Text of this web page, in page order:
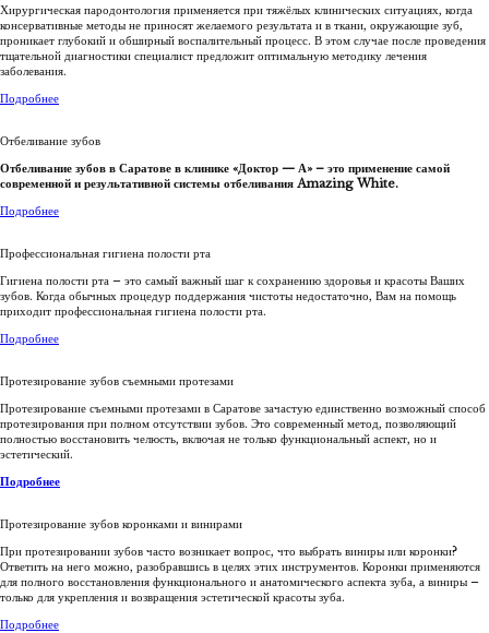
Хирургическая пародонтология применяется при тяжёлых клинических ситуациях, когда
консервативные методы не приносят желаемого результата и в ткани, окружающие зуб,
проникает глубокий и обширный воспалительный процесс. В этом случае после проведения
тщательной диагностики специалист предложит оптимальную методику лечения
заболевания.
Подробнее
Отбеливание зубов
Отбеливание зубов в Саратове в клинике «Доктор — А» – это применение самой
современной и результативной системы отбеливания Amazing White.
Подробнее
Профессиональная гигиена полости рта
Гигиена полости рта – это самый важный шаг к сохранению здоровья и красоты Ваших
зубов. Когда обычных процедур поддержания чистоты недостаточно, Вам на помощь
приходит профессиональная гигиена полости рта.
Подробнее
Протезирование зубов съемными протезами
Протезирование съемными протезами в Саратове зачастую единственно возможный способ
протезирования при полном отсутствии зубов. Это современный метод, позволяющий
полностью восстановить челюсть, включая не только функциональный аспект, но и
эстетический.
Подробнее
Протезирование зубов коронками и винирами
При протезировании зубов часто возникает вопрос, что выбрать виниры или коронки?
Ответить на него можно, разобравшись в целях этих инструментов. Коронки применяются
для полного восстановления функционального и анатомического аспекта зуба, а виниры –
только для укрепления и возвращения эстетической красоты зуба.
Подробнее